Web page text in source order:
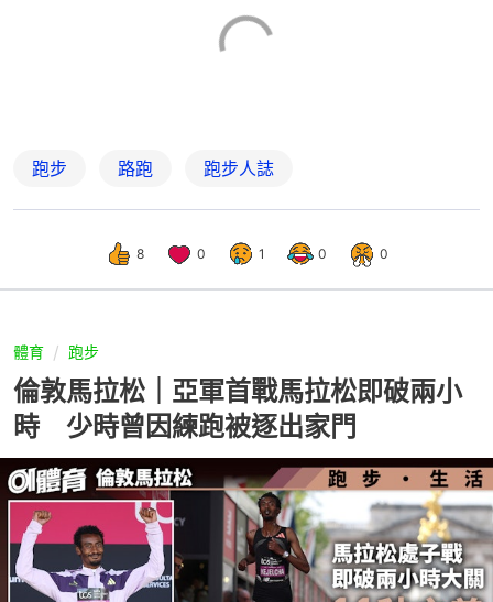
跑步 路跑 跑步人誌
8 0 1 0 0
體育 跑步
倫敦馬拉松｜亞軍首戰馬拉松即破兩小
時 少時曾因練跑被逐出家門